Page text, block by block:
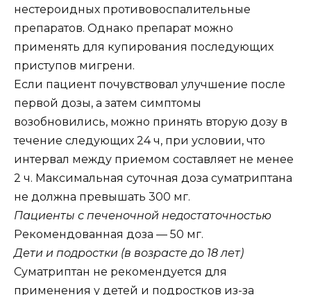
нестероидных противовоспалительные
препаратов. Однако препарат можно
применять для купирования последующих
приступов мигрени.
Если пациент почувствовал улучшение после
первой дозы, а затем симптомы
возобновились, можно принять вторую дозу в
течение следующих 24 ч, при условии, что
интервал между приемом составляет не менее
2 ч. Максимальная суточная доза суматриптана
не должна превышать 300 мг.
Пациенты с печеночной недостаточностью
Рекомендованная доза — 50 мг.
Дети и подростки (в возрасте до 18 лет)
Суматриптан не рекомендуется для
применения у детей и подростков из-за